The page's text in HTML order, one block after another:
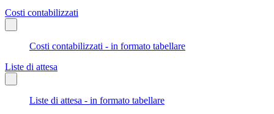
Costi contabilizzati
Costi contabilizzati - in formato tabellare
Liste di attesa
Liste di attesa - in formato tabellare